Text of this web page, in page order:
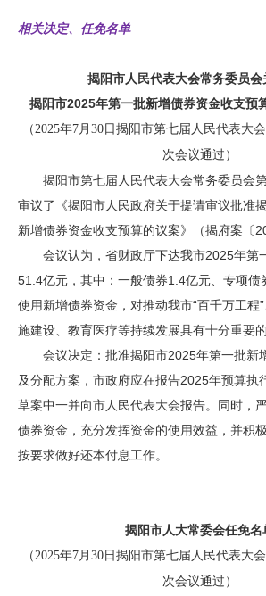
相关决定、任免名单
揭阳市人民代表大会常务委员会
揭阳市2025年第一批新增债券资金收支预
（2025年7月30日揭阳市第七届人民代表大
次会议通过）
揭阳市第七届人民代表大会常务委员会
审议了《揭阳市人民政府关于提请审议批准
新增债券资金收支预算的议案》（揭府案〔
会议认为，省财政厅下达我市2025年第
51.4亿元，其中：一般债券1.4亿元、专项债
使用新增债券资金，对推动我市“百千万工程
施建设、教育医疗等持续发展具有十分重要的
会议决定：批准揭阳市2025年第一批新
及分配方案，市政府应在报告2025年预算执
草案中一并向市人民代表大会报告。同时，
债券资金，充分发挥资金的使用效益，并积
按要求做好还本付息工作。
揭阳市人大常委会任免名
（2025年7月30日揭阳市第七届人民代表大
次会议通过）